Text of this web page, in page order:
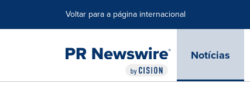
Voltar para a página internacional
Notícias